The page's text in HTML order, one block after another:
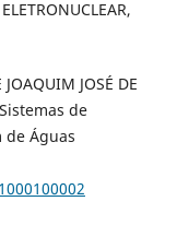
JOSÉ DE
de
de Águas